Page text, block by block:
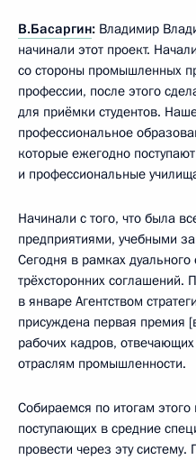
В.Басаргин: Владимир
начинали этот проект.
со стороны промышленных
профессии, после этого
для приёмки студентов.
профессиональное
которые ежегодно
и профессиональные
Начинали с того, что была
предприятиями, учебными
Сегодня в рамках
трёхсторонних соглашений.
в январе Агентством
присуждена первая премия
рабочих кадров,
отраслям промышленности.
Собираемся по итогам
поступающих в средние
провести через эту